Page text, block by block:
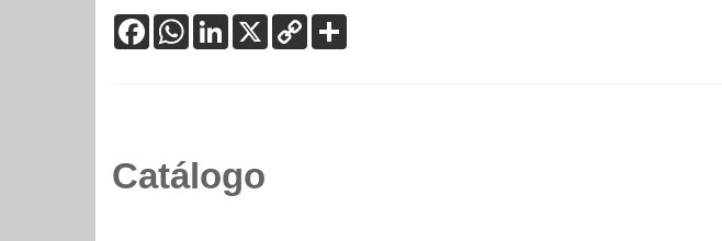
FacebookWhatsApp
LinkedIn
X Copy
Link
Catálogo